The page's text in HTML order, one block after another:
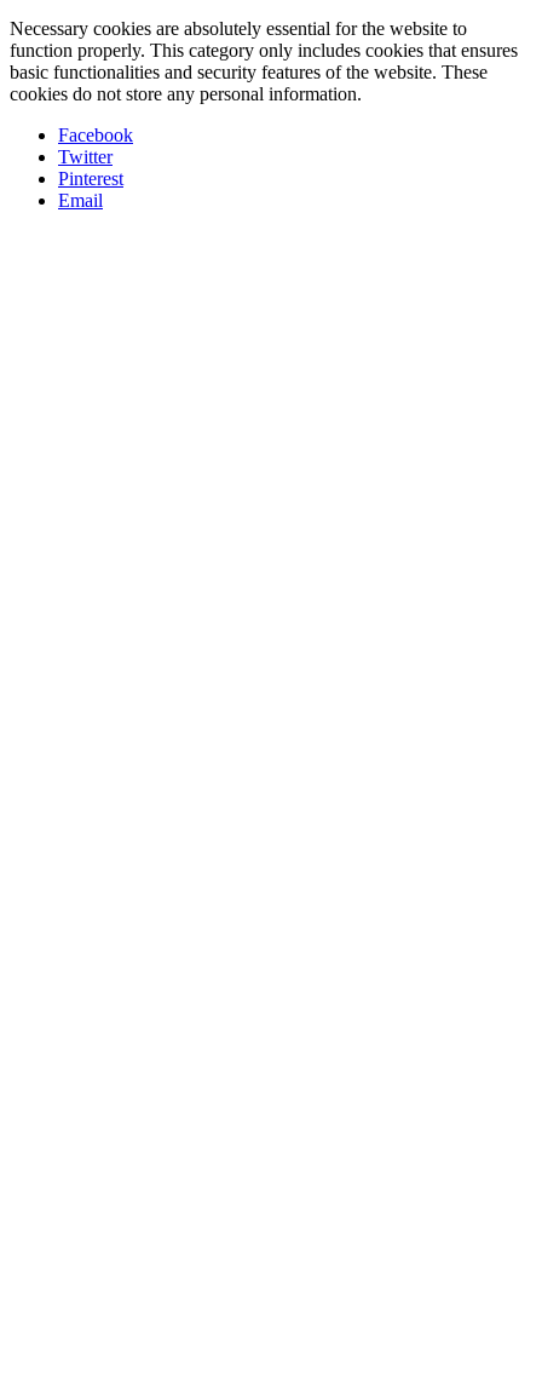
Necessary cookies are absolutely essential for the website to
function properly. This category only includes cookies that ensures
basic functionalities and security features of the website. These
cookies do not store any personal information.
Facebook
Twitter
Pinterest
Email